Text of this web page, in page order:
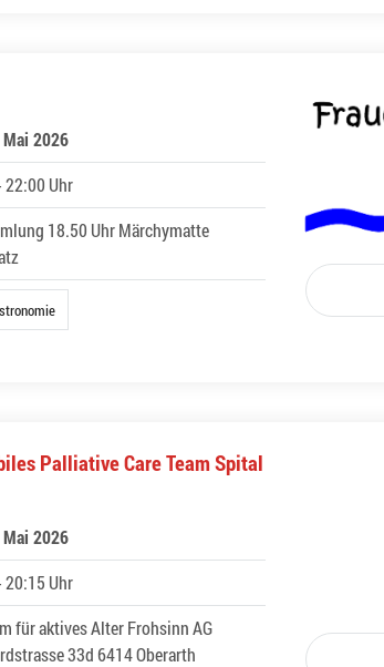
2026
22:00 Uhr
18.50 Uhr Märchymatte
Palliative Care Team Spital
2026
20:15 Uhr
für aktives Alter Frohsinn AG
33d 6414 Oberarth